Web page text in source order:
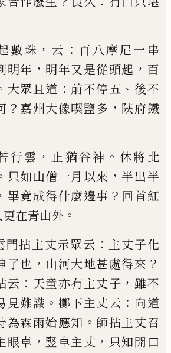
數珠 ， 云 ： 百八摩尼一串
明年 ， 明年又是從頭起 ， 百
大眾且道 ：前不停五 、 後不
？ 嘉州大像喫鹽多 ， 陝府鐵
行雲 ， 止猶谷神 。 休將北
只如山僧一月以來 ，半出半
， 畢竟成得什麼邊事 ？ 回首紅
更在青山外 。
門拈主丈示眾云 ： 主丈子化
了也 ， 山河大地甚處得來 ？
云 ： 天童亦有主丈子 ， 雖不
見難識 。 擲下主丈云 ： 向道
為霖雨始應知 。 師拈主丈召
眼卓 ， 竪卓主丈 ， 只知開口